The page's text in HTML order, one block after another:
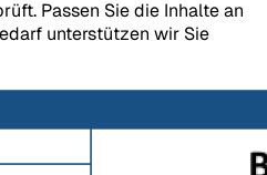
Passen Sie die Inhalte an
unterstützen wir Sie